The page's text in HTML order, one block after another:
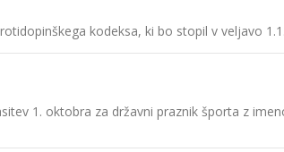
kodeksa, ki bo stopil v veljavo
1. oktobra za državni praznik športa z